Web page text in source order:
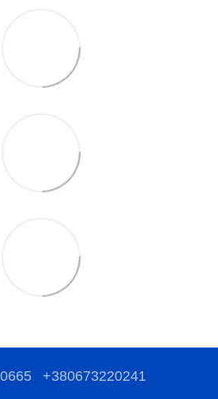
+380673220241